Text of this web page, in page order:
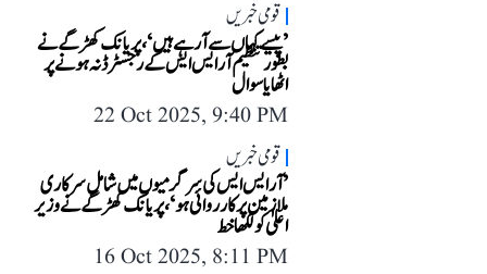
قومی خبریں
’پیسے کہاں سے آ رہے ہیں‘، پریانک کھڑگے نے
بطور تنظیم آر ایس ایس کے رجسٹرڈ نہ ہونے پر
اٹھایا سوال
22 Oct 2025, 9:40 PM
قومی خبریں
’آر ایس ایس کی سرگرمیوں میں شامل سرکاری
ملازمین پر کارروائی ہو‘، پریانک کھڑگے نے وزیر
اعلیٰ کو لکھا خط
16 Oct 2025, 8:11 PM